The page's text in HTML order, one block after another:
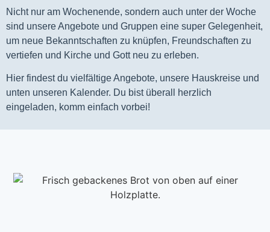
Nicht nur am Wochenende, sondern auch unter der Woche
sind unsere Angebote und Gruppen eine super Gelegenheit,
um neue Bekanntschaften zu knüpfen, Freundschaften zu
vertiefen und Kirche und Gott neu zu erleben.
Hier findest du vielfältige Angebote, unsere Hauskreise und
unten unseren Kalender. Du bist überall herzlich
eingeladen, komm einfach vorbei!